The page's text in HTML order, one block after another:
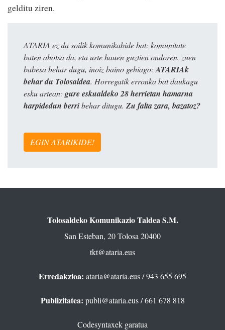
gelditu ziren.
ATARIA ez da soilik komunikabide bat: komunitate
baten ahotsa da, eta urte hauen guztien ondoren, zuen
babesa behar dugu, inoiz baino gehiago:ATARIAk
behar du Tolosaldea. Horregatik erronka bat daukagu
esku artean: gure eskualdeko 28 herrietan hamarna
harpidedun berribehar ditugu. Zu falta zara, bazatoz?
EGIN ATARIKIDE!
Tolosaldeko Komunikazio Taldea S.M.
San Esteban, 20 Tolosa 20400
tkt@ataria.eus
Erredakzioa: ataria@ataria.eus/ 943 655 695
Publizitatea: publi@ataria.eus/ 661 678 818
Codesyntaxek garatua